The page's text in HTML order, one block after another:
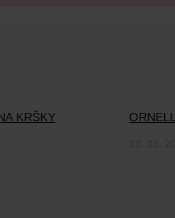
KRŠKY